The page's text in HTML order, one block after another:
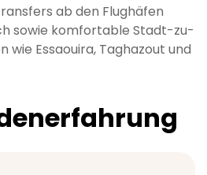
ab den Flughäfen
sowie komfortable Stadt-zu-
wie Essaouira, Taghazout und